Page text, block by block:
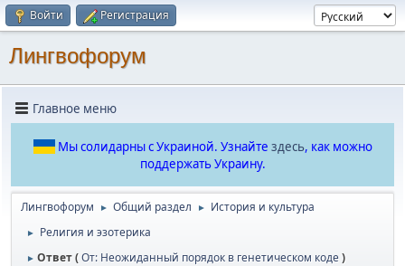
Войти Регистрация
Лингвофорум
Главное меню
Мы солидарны с Украиной. Узнайте здесь, как можно
поддержать Украину.
Лингвофорум ► Общий раздел ► История и культура
► Религия и эзотерика
► Ответ (От: Неожиданный порядок в генетическом коде)